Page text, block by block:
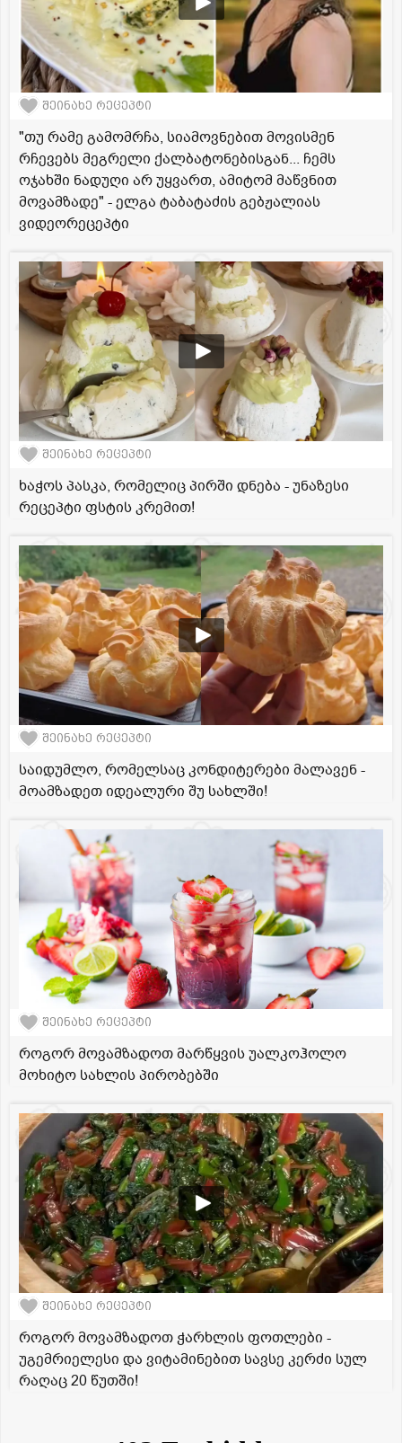
შეინახე რეცეპტი
"თუ რამე გამომრჩა, სიამოვნებით მოვისმენ
რჩევებს მეგრელი ქალბატონებისგან... ჩემს
ოჯახში ნადუღი არ უყვართ, ამიტომ მაწვნით
მოვამზადე" - ელგა ტაბატაძის გებჟალიას
ვიდეორეცეპტი
შეინახე რეცეპტი
ხაჭოს პასკა, რომელიც პირში დნება - უნაზესი
რეცეპტი ფსტის კრემით!
შეინახე რეცეპტი
საიდუმლო, რომელსაც კონდიტერები მალავენ -
მოამზადეთ იდეალური შუ სახლში!
შეინახე რეცეპტი
როგორ მოვამზადოთ მარწყვის უალკოჰოლო
მოხიტო სახლის პირობებში
შეინახე რეცეპტი
როგორ მოვამზადოთ ჭარხლის ფოთლები -
უგემრიელესი და ვიტამინებით სავსე კერძი სულ
რაღაც 20 წუთში!